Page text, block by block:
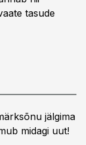
tasude
jälgima
midagi uut!